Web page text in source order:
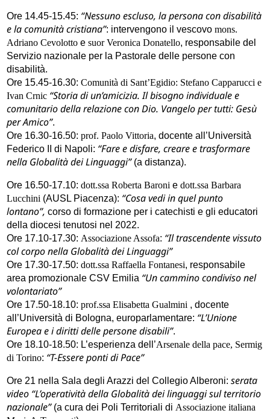
Ore 14.45-15.45: “Nessuno escluso, la persona con disabilità
e la comunità cristiana”: intervengono il vescovomons.
Adriano Cevolotto esuor Veronica Donatello, responsabile del
Servizio nazionale per la Pastorale delle persone con
disabilità.
Ore 15.45-16.30:Comunità di Sant’Egidio: Stefano Capparucci e
Ivan Crnic “Storia di un’amicizia. Il bisogno individuale e
comunitario della relazione con Dio. Vangelo per tutti: Gesù
per Amico”.
Ore 16.30-16.50:prof. Paolo Vittoria, docente all’Università
Federico II di Napoli: “Fare e disfare, creare e trasformare
nella Globalità dei Linguaggi”(a distanza).
Ore 16.50-17.10:dott.ssa Roberta Baroni edott.ssa Barbara
Lucchini (AUSL Piacenza): “Cosa vedi in quel punto
lontano”,corso di formazione per i catechisti e gli educatori
della diocesi tenutosi nel 2022.
Ore 17.10-17.30: Associazione Assofa: “Il trascendente vissuto
col corpo nella Globalità dei Linguaggi”
Ore 17.30-17.50:dott.ssa Raffaella Fontanesi, responsabile
area promozionale CSV Emilia “Un cammino condiviso nel
volontariato”
Ore 17.50-18.10:prof.ssa Elisabetta Gualmini , docente
all’Università di Bologna, europarlamentare: “L’Unione
Europea e i diritti delle persone disabili”.
Ore 18.10-18.50: L’esperienza dell’Arsenale della pace, Sermig
di Torino: “T-Essere ponti di Pace”
Ore 21 nella Sala degli Arazzi del Collegio Alberoni: serata
video “L’operatività della Globalità dei linguaggi sul territorio
nazionale”(a cura dei Poli Territoriali di Associazione italiana